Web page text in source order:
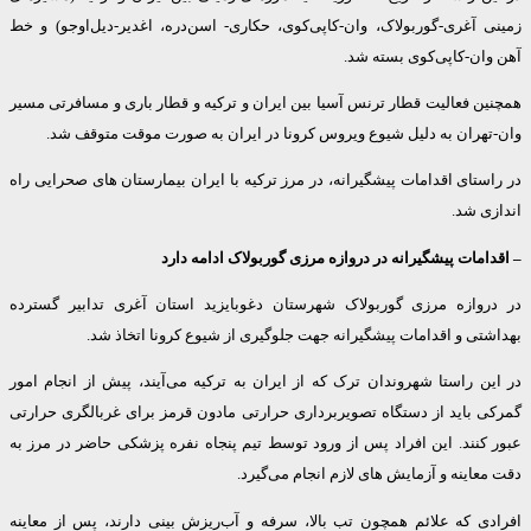
آغری-گوربولاک، وان-کاپی‌کوی، حکاری- اسن‌دره، اغدیر-دیل‌اوجو) و خط
کاپی‌کوی بسته شد.
فعالیت قطار ترنس آسیا بین ایران و ترکیه و قطار باری و مسافرتی مسیر
به دلیل شیوع ویروس کرونا در ایران به صورت موقت متوقف شد.
اقدامات پیشگیرانه، در مرز ترکیه با ایران بیمارستان های صحرایی راه
شد.
پیشگیرانه در دروازه مرزی گوربولاک ادامه دارد
مرزی گوربولاک شهرستان دغوبایزید استان آغری تدابیر گسترده
و اقدامات پیشگیرانه جهت جلوگیری از شیوع کرونا اتخاذ شد.
راستا شهروندان ترک که از ایران به ترکیه می‌آیند، پیش از انجام امور
باید از دستگاه تصویربرداری حرارتی مادون قرمز برای غربالگری حرارتی
کنند. این افراد پس از ورود توسط تیم پنجاه نفره پزشکی حاضر در مرز به
و آزمایش های لازم انجام می‌گیرد.
که علائم همچون تب بالا، سرفه و آب‌ریزش بینی دارند، پس از معاینه